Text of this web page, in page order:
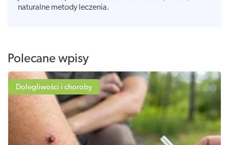
naturalne metody leczenia.
Polecane wpisy
Dolegliwości i choroby